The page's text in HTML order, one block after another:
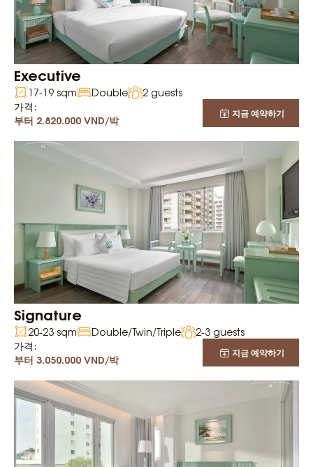
Executive
17-19 sqm Double
2 guests
가격:
부터 2.820.000 VND/박 지금 예약하기
Signature
20-23 sqm Double/Twin/Triple
2-3 guests
가격:
부터 3.050.000 VND/박 지금 예약하기